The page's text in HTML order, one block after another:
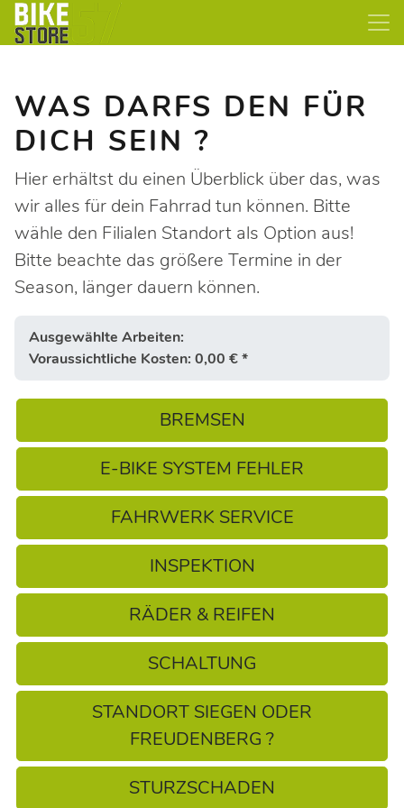
WAS DARFS DEN FÜR
DICH SEIN ?
Hier erhältst du einen Überblick über das, was
wir alles für dein Fahrrad tun können. Bitte
wähle den Filialen Standort als Option aus!
Bitte beachte das größere Termine in der
Season, länger dauern können.
Ausgewählte Arbeiten:
Voraussichtliche Kosten: 0,00 € *
BREMSEN
E-BIKE SYSTEM FEHLER
FAHRWERK SERVICE
INSPEKTION
RÄDER & REIFEN
SCHALTUNG
STANDORT SIEGEN ODER
FREUDENBERG ?
STURZSCHADEN